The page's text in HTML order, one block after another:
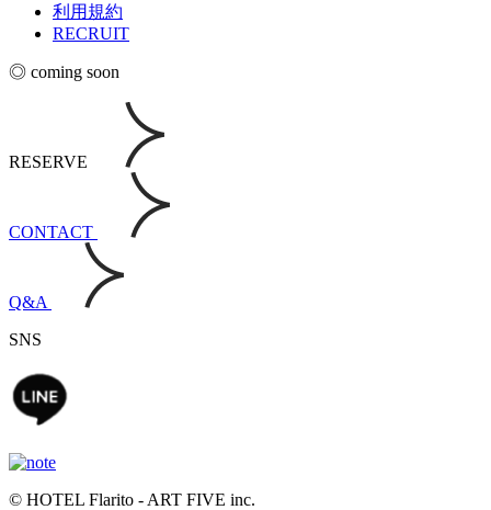
利用規約
RECRUIT
◎ coming soon
RESERVE
CONTACT
Q&A
SNS
© HOTEL Flarito - ART FIVE inc.